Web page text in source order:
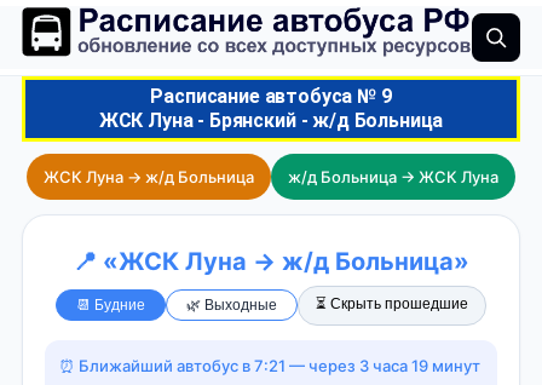
Расписание автобуса № 9
ЖСК Луна - Брянский - ж/д Больница
ЖСК Луна → ж/д Больница ж/д Больница → ЖСК Луна
📍 «ЖСК Луна → ж/д Больница»
📆 Будние 🌿 Выходные ⏳ Скрыть прошедшие
⏰ Ближайший автобус в 7:21 — через 3 часа 19 минут